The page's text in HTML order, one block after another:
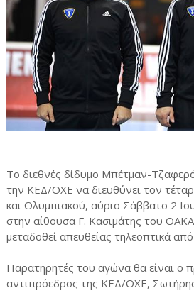
Το διεθνές δίδυμο Μπέτμαν-
την ΚΕΔ/ΟΧΕ να διευθύνει τον
και Ολυμπιακού, αύριο Σάββατο 2
στην αίθουσα Γ. Κασιμάτης του
μεταδοθεί απευθείας τηλεοπτικά
Παρατηρητές του αγώνα θα είναι ο
αντιπρόεδρος της ΚΕΔ/ΟΧΕ,